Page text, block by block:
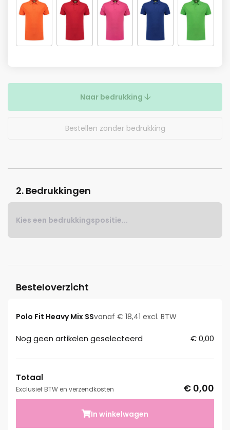
Naar bedrukking
Bestellen zonder bedrukking
2. Bedrukkingen
Kies een bedrukkingspositie...
Besteloverzicht
Polo Fit Heavy Mix SSvanaf € 18,41 excl. BTW
Nog geen artikelen geselecteerd € 0,00
Totaal
Exclusief BTW en verzendkosten € 0,00
In winkelwagen